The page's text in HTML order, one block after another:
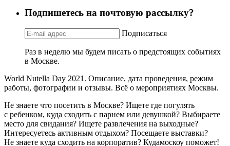
Подпишетесь на почтовую рассылку?
Подписаться
Раз в неделю мы будем писать о предстоящих событиях
в Москве.
World Nutella Day 2021. Описание, дата проведения, режим
работы, фотографии и отзывы. Всё о мероприятиях Москвы.
Не знаете что посетить в Москве? Ищете где погулять
с ребенком, куда сходить с парнем или девушкой? Выбираете
место для свидания? Ищете развлечения на выходные?
Интересуетесь активным отдыхом? Посещаете выставки?
Не знаете куда сходить на корпоратив? Кудамоскоу поможет!